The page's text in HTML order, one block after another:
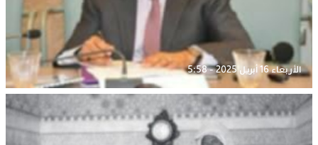
الأربعاء 16 أبريل 2025 - 5:58